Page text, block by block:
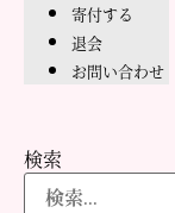
寄付する
退会
お問い合わせ
検索